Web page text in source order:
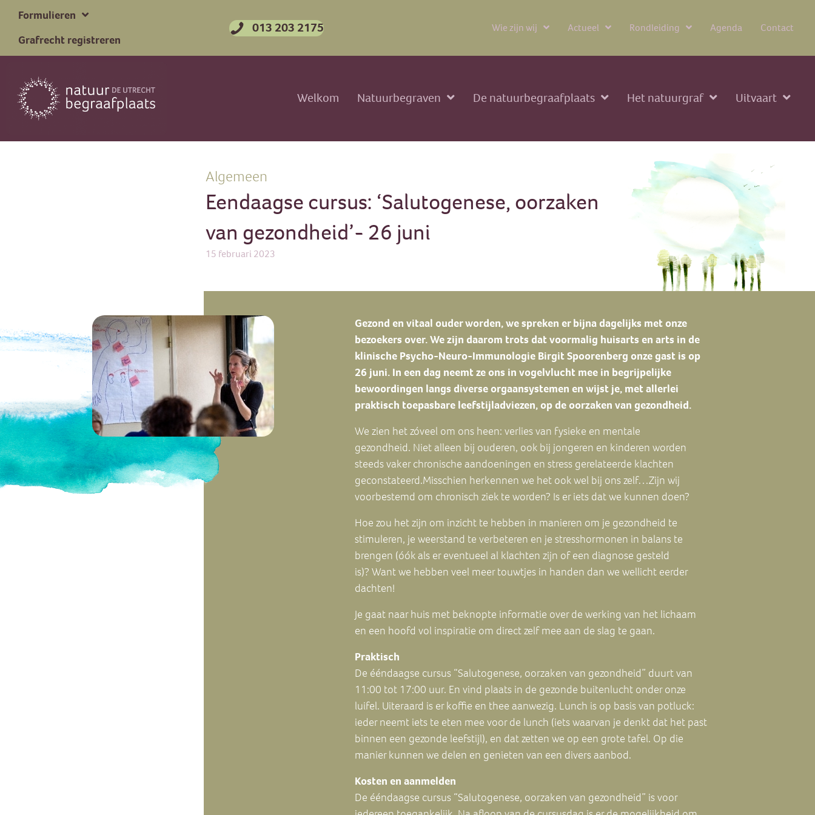
Formulieren
Grafrecht registreren
013 203 2175 Wie zijn wij Actueel Rondleiding Agenda Contact
Welkom Natuurbegraven De natuurbegraafplaats Het natuurgraf Uitvaart
Algemeen
Eendaagse cursus: ‘Salutogenese, oorzaken
van gezondheid’- 26 juni
15 februari 2023
Gezond en vitaal ouder worden, we spreken er bijna dagelijks met onze
bezoekers over. We zijn daarom trots dat voormalig huisarts en arts in de
klinische Psycho-Neuro-Immunologie Birgit Spoorenberg onze gast is op
26 juni. In een dag neemt ze ons in vogelvlucht mee in begrijpelijke
bewoordingen langs diverse orgaansystemen en wijst je, met allerlei
praktisch toepasbare leefstijladviezen, op de oorzaken van gezondheid.
We zien het zóveel om ons heen: verlies van fysieke en mentale
gezondheid. Niet alleen bij ouderen, ook bij jongeren en kinderen worden
steeds vaker chronische aandoeningen en stress gerelateerde klachten
geconstateerd.Misschien herkennen we het ook wel bij ons zelf…Zijn wij
voorbestemd om chronisch ziek te worden? Is er iets dat we kunnen doen?
Hoe zou het zijn om inzicht te hebben in manieren om je gezondheid te
stimuleren, je weerstand te verbeteren en je stresshormonen in balans te
brengen (óók als er eventueel al klachten zijn of een diagnose gesteld
is)? Want we hebben veel meer touwtjes in handen dan we wellicht eerder
dachten!
Je gaat naar huis met beknopte informatie over de werking van het lichaam
en een hoofd vol inspiratie om direct zelf mee aan de slag te gaan.
Praktisch
De ééndaagse cursus “Salutogenese, oorzaken van gezondheid” duurt van
11:00 tot 17:00 uur. En vind plaats in de gezonde buitenlucht onder onze
luifel. Uiteraard is er koffie en thee aanwezig. Lunch is op basis van potluck:
ieder neemt iets te eten mee voor de lunch (iets waarvan je denkt dat het past
binnen een gezonde leefstijl), en dat zetten we op een grote tafel. Op die
manier kunnen we delen en genieten van een divers aanbod.
Kosten en aanmelden
De ééndaagse cursus “Salutogenese, oorzaken van gezondheid” is voor